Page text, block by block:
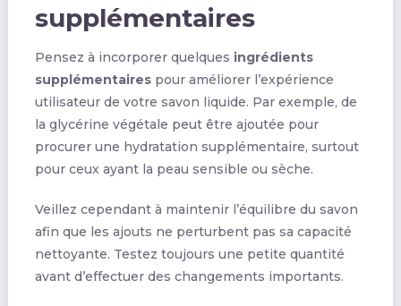
supplémentaires
Pensez à incorporer quelques ingrédients
supplémentairespour améliorer l’expérience
utilisateur de votre savon liquide. Par exemple, de
la glycérine végétale peut être ajoutée pour
procurer une hydratation supplémentaire, surtout
pour ceux ayant la peau sensible ou sèche.
Veillez cependant à maintenir l’équilibre du savon
afin que les ajouts ne perturbent pas sa capacité
nettoyante. Testez toujours une petite quantité
avant d’effectuer des changements importants.